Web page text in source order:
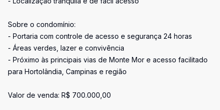
Sobre o condomínio:
- Portaria com controle de acesso e segurança 24 horas
- Áreas verdes, lazer e convivência
- Próximo às principais vias de Monte Mor e acesso facilitado
para Hortolândia, Campinas e região
Valor de venda: R$ 700.000,00